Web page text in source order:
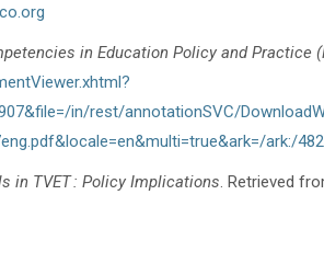
in Education Policy and Practice
in/rest/annotationSVC/
ark:/
in TVET: Policy Implications. Retrieved